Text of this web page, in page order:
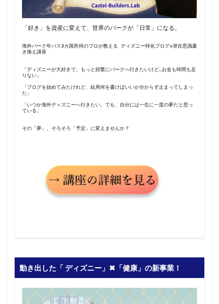
「好き」を資産に変えて、世界のパークが「日常」になる。
海外パーク年パス3カ国所持のプロが教える ディズニー特化ブログ×潜在意識書
き換え講座
「ディズニーが大好きで、もっと頻繁にパークへ行きたいけど…お金も時間も足
りない」
「ブログを始めてみたけれど、結局何を書けばいいか分からず止まってしまっ
た」
「いつか海外ディズニーへ行きたい。でも、自分には一生に一度の夢だと思っ
ている」
その「夢」、そろそろ「予定」に変えませんか？
動き出した「 ディズニー」✖︎「健康」の新事業！